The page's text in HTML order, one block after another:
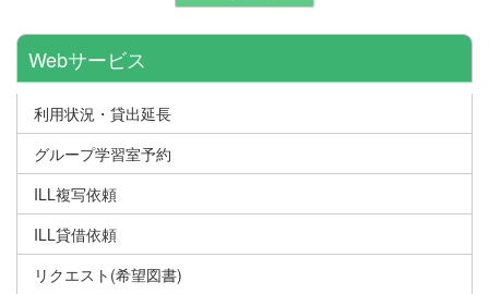
Webサービス
利用状況・貸出延長
グループ学習室予約
ILL複写依頼
ILL貸借依頼
リクエスト(希望図書)